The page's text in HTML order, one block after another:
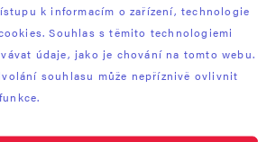
k informacím o zařízení, technologie
Souhlas s těmito technologiemi
údaje, jako je chování na tomto webu.
souhlasu může nepříznivě ovlivnit
V ZÁMKU A PODZÁMČÍ / 2.11.2024